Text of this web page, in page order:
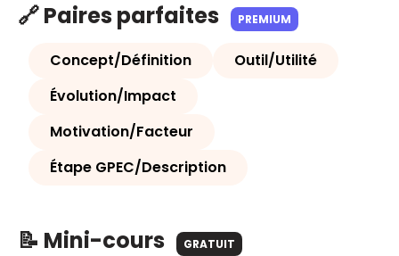
🔗 Paires parfaites PREMIUM
Concept/Définition
Outil/Utilité
Évolution/Impact
Motivation/Facteur
Étape GPEC/Description
📝 Mini-cours GRATUIT